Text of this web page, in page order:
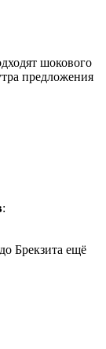
шокового
предложения
:
Брекзита ещё